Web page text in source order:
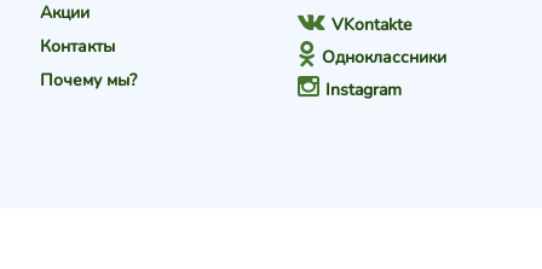
Акции
Контакты
Почему мы?
VKontakte
Одноклассники
Instagram